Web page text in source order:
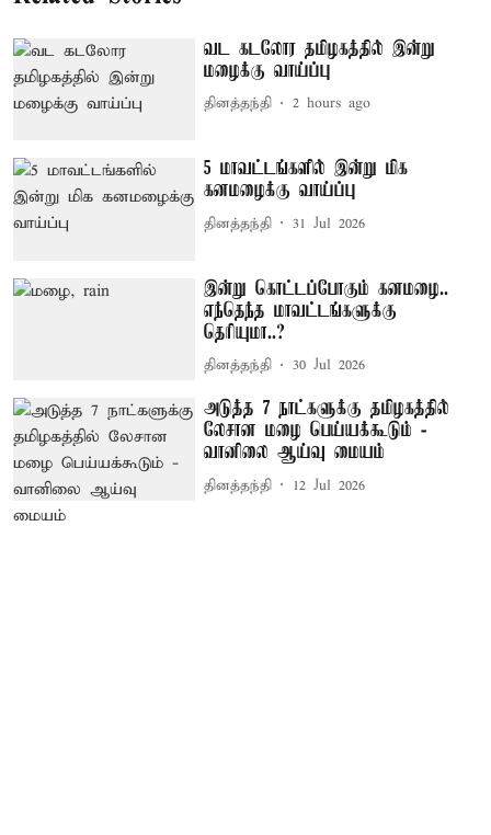
வட கடலோர தமிழகத்தில் இன்று
மழைக்கு வாய்ப்பு
தினத்தந்தி 2 hours ago
5 மாவட்டங்களில் இன்று மிக
கனமழைக்கு வாய்ப்பு
தினத்தந்தி 31 Jul 2026
இன்று கொட்டப்போகும் கனமழை..
எந்தெந்த மாவட்டங்களுக்கு
தெரியுமா..?
தினத்தந்தி 30 Jul 2026
அடுத்த 7 நாட்களுக்கு தமிழகத்தில்
லேசான மழை பெய்யக்கூடும் -
வானிலை ஆய்வு மையம்
தினத்தந்தி 12 Jul 2026